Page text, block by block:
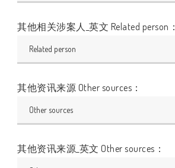
其他相关涉案人_英文 Related person：
其他资讯来源 Other sources：
其他资讯来源_英文 Other sources：